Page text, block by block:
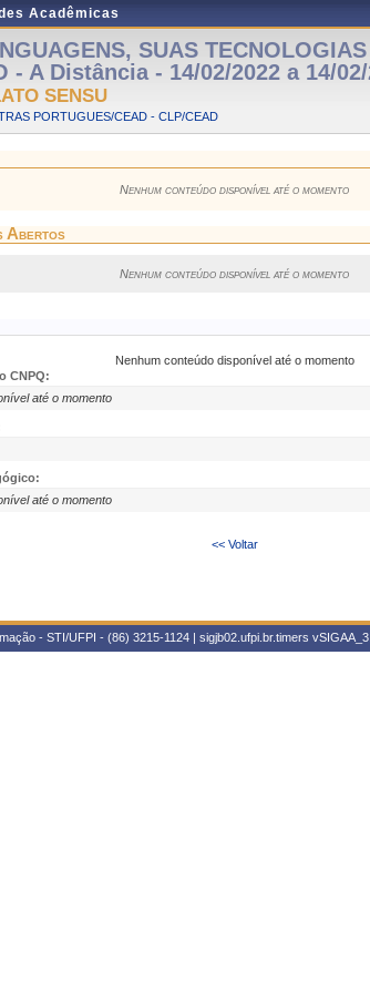
Acadêmicas
SUAS
- A Distância - 14/02/2022 a 14/
SENSU
PORTUGUES/CEAD - CLP/CEAD
Nenhum conteúdo disponível até o momento
Abertos
Nenhum conteúdo disponível até o momento
Nenhum conteúdo disponível até o momento
CNPQ:
até o momento
até o momento
<< Voltar
- STI/UFPI - (86) 3215-1124 | sigjb02.ufpi.br.timers